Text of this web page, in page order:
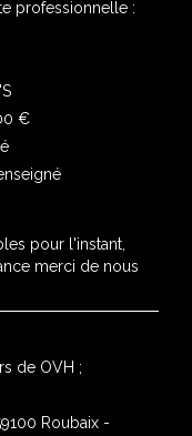
professionnelle :
€
pour l'instant,
merci de nous
de OVH ;
Roubaix -